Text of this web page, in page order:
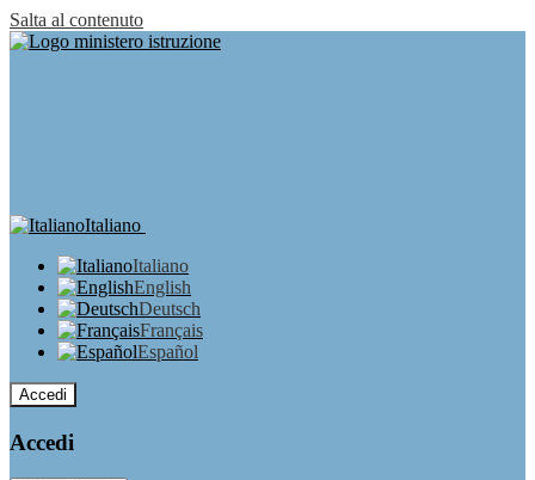
Salta al contenuto
Italiano
Italiano
English
Deutsch
Français
Español
Accedi
Accedi